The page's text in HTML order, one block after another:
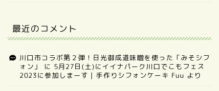
最近のコメント
川口市コラボ第２弾！日光御成道味噌を使った「みそシフ
ォン」
に 5月27日(土)にイイナパーク川口でこもフェス
2023に参加しまーす｜手作りシフォンケーキ Fuu より